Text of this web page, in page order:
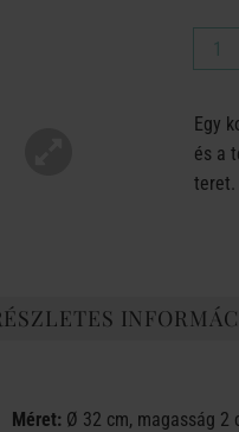
Egy
és a
teret.
Méret:Ø 32 cm, magasság 2